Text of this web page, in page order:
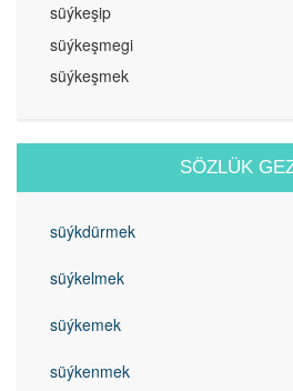
süýkeşip
süýkeşmegi
süýkeşmek
SÖZLÜK
süýkdürmek
süýkelmek
süýkemek
süýkenmek